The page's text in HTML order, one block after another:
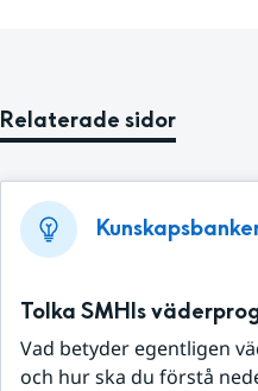
Relaterade sidor
Tolka SMHIs
Vad betyder egentligen
och hur ska du förstå